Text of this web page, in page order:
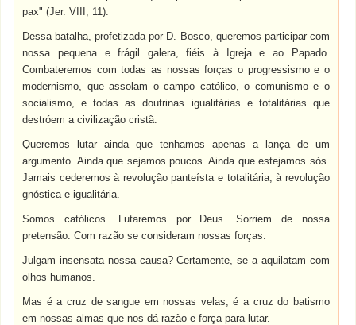
pax" (Jer. VIII, 11).
Dessa batalha, profetizada por D. Bosco, queremos participar com
nossa pequena e frágil galera, fiéis à Igreja e ao Papado.
Combateremos com todas as nossas forças o progressismo e o
modernismo, que assolam o campo católico, o comunismo e o
socialismo, e todas as doutrinas igualitárias e totalitárias que
destróem a civilização cristã.
Queremos lutar ainda que tenhamos apenas a lança de um
argumento. Ainda que sejamos poucos. Ainda que estejamos sós.
Jamais cederemos à revolução panteísta e totalitária, à revolução
gnóstica e igualitária.
Somos católicos. Lutaremos por Deus. Sorriem de nossa
pretensão. Com razão se consideram nossas forças.
Julgam insensata nossa causa? Certamente, se a aquilatam com
olhos humanos.
Mas é a cruz de sangue em nossas velas, é a cruz do batismo
em nossas almas que nos dá razão e força para lutar.